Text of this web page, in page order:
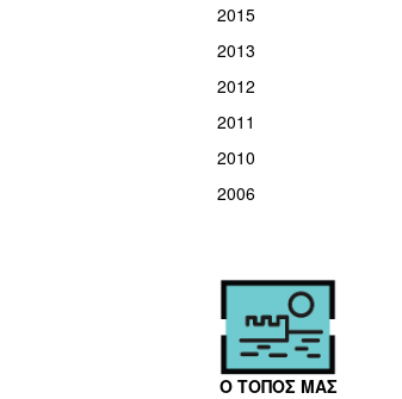
2015
2013
2012
2011
2010
2006
Ο ΤΟΠΟΣ ΜΑΣ